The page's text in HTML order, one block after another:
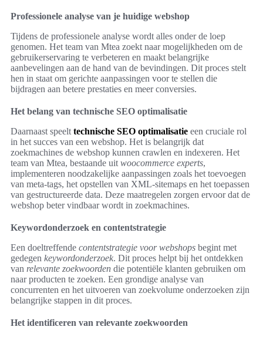
Professionele analyse van je huidige webshop
Tijdens de professionele analyse wordt alles onder de loep
genomen. Het team van Mtea zoekt naar mogelijkheden om de
gebruikerservaring te verbeteren en maakt belangrijke
aanbevelingen aan de hand van de bevindingen. Dit proces stelt
hen in staat om gerichte aanpassingen voor te stellen die
bijdragen aan betere prestaties en meer conversies.
Het belang van technische SEO optimalisatie
Daarnaast speelt technische SEO optimalisatie een cruciale rol
in het succes van een webshop. Het is belangrijk dat
zoekmachines de webshop kunnen crawlen en indexeren. Het
team van Mtea, bestaande uit woocommerce experts,
implementeren noodzakelijke aanpassingen zoals het toevoegen
van meta-tags, het opstellen van XML-sitemaps en het toepassen
van gestructureerde data. Deze maatregelen zorgen ervoor dat de
webshop beter vindbaar wordt in zoekmachines.
Keywordonderzoek en contentstrategie
Een doeltreffende contentstrategie voor webshops begint met
gedegen keywordonderzoek. Dit proces helpt bij het ontdekken
van relevante zoekwoorden die potentiële klanten gebruiken om
naar producten te zoeken. Een grondige analyse van
concurrenten en het uitvoeren van zoekvolume onderzoeken zijn
belangrijke stappen in dit proces.
Het identificeren van relevante zoekwoorden